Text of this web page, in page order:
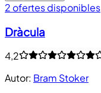
2 ofertes disponibles
Dràcula
4,2
Autor: Bram Stoker